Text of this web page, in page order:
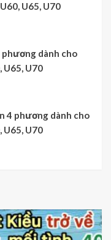
U65, U70
dành cho
U65, U70
4 phương dành cho
U65, U70